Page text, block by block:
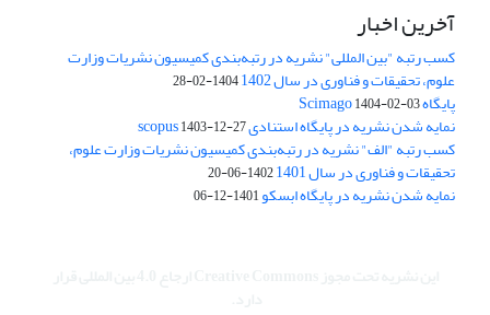
آخرین اخبار
کسب رتبه "بین المللی" نشریه در رتبه‌بندی کمیسیون نشریات وزارت
علوم، تحقیقات و فناوری در سال 1402 1404-02-28
پایگاه Scimago1404-02-03
نمایه شدن نشریه در پایگاه استنادی scopus1403-12-27
کسب رتبه "الف" نشریه در رتبه‌بندی کمیسیون نشریات وزارت علوم،
تحقیقات و فناوری در سال 1401 1402-06-20
نمایه شدن نشریه در پایگاه ابسکو1401-12-06